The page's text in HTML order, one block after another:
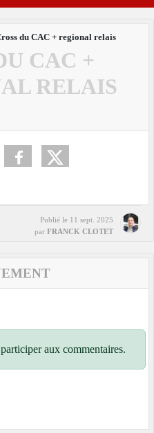
du CAC + regional relais
CAC +
RELAIS
Publié le 11 sept. 2025
par FRANCK CLOTET
aux commentaires.